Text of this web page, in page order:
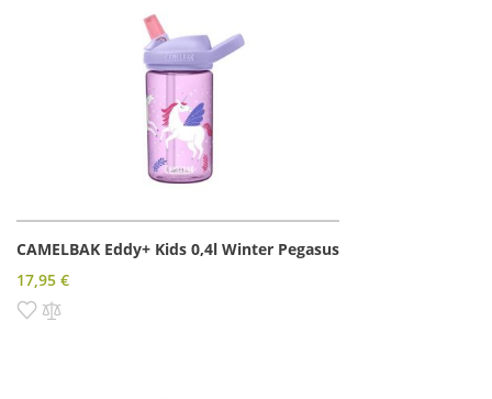
CAMELBAK Eddy+ Kids 0,4l Winter Pegasus
17,95 €
Pridať do zoznamu prianí